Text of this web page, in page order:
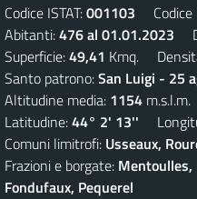
Codice ISTAT:001103 Codice
Abitanti:476 al 01.01.2023
Superficie:49,41 Kmq.
Santo patrono:San Luigi - 25
Altitudine media: 1154 m.s.l.m.
Latitudine:44° 2' 13''
Comuni limitrofi: Usseaux,
Frazioni e borgate: Mentoulles,
Fondufaux, Pequerel